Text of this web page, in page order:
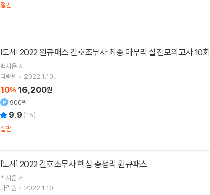
절판
[도서] 2022 원큐패스 간호조무사 최종 마무리 실전모의고사 10회
백지운저
다락원
2022.1.10.
10% 16,200원
900원
9.9 (15)
절판
[도서] 2022 간호조무사 핵심 총정리 원큐패스
백지운저
다락원
2022.1.10.